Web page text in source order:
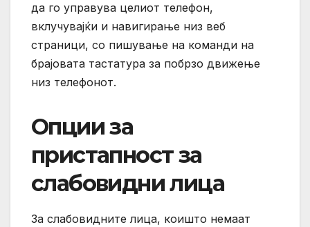
да го управува целиот телефон,
вклучувајќи и навигирање низ веб
страници, со пишување на команди на
брајовата тастатура за побрзо движење
низ телефонот.
Опции за
пристапност за
слабовидни лица
За слабовидните лица, коишто немаат